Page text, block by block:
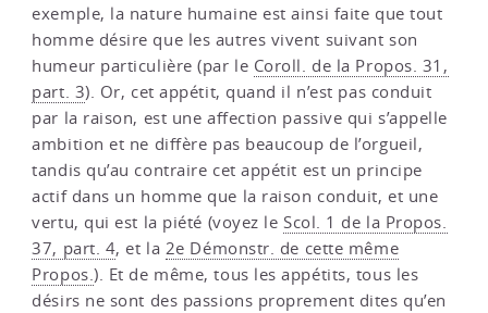
exemple, la nature humaine est ainsi faite que tout
homme désire que les autres vivent suivant son
humeur particulière (par le Coroll. de la Propos. 31,
part. 3). Or, cet appétit, quand il n’est pas conduit
par la raison, est une affection passive qui s’appelle
ambition et ne diffère pas beaucoup de l’orgueil,
tandis qu’au contraire cet appétit est un principe
actif dans un homme que la raison conduit, et une
vertu, qui est la piété (voyez le Scol. 1 de la Propos.
37, part. 4, et la 2e Démonstr. de cette même
Propos.). Et de même, tous les appétits, tous les
désirs ne sont des passions proprement dites qu’en